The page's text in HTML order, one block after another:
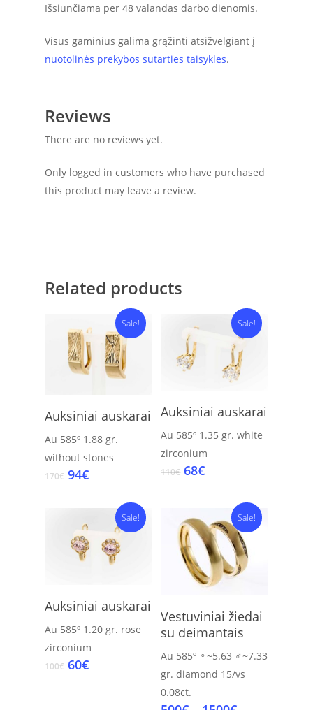
Išsiunčiama per 48 valandas darbo dienomis.
Visus gaminius galima grąžinti atsižvelgiant į
nuotolinės prekybos sutarties taisykles.
Reviews
There are no reviews yet.
Only logged in customers who have purchased
this product may leave a review.
Related products
Sale!
Add To Cart
Auksiniai auskarai
Au 585º 1.88 gr.
without stones
170€ Original
170€.
94€Current
Sale!
Add To Cart
Auksiniai auskarai
Au 585º 1.35 gr.white
zirconium
110€ Original
110€.
68€Current
68€.
Sale!
Add To Cart
Auksiniai auskarai
Au 585º 1.20 gr. rose
zirconium
100€ Original
60€Current
Sale!
Select Options
Vestuviniai žiedai
su deimantais
Au 585º ♀~5.63 ♂~7.33
gr.diamond 15/vs
0.08ct.